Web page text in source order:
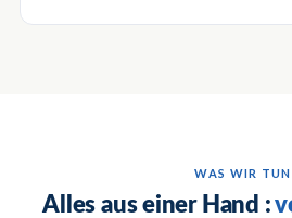
WAS WIR TUN
Alles aus einer Hand :